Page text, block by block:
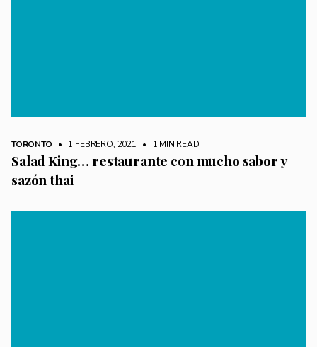
TORONTO • 1 FEBRERO, 2021 • 1 MIN READ
Salad King… restaurante con mucho sabor y
sazón thai